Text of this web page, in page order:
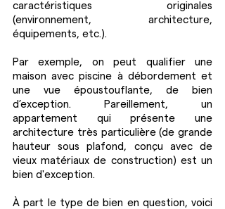
caractéristiques originales
(environnement, architecture,
équipements, etc.).
Par exemple, on peut qualifier une
maison avec piscine à débordement et
une vue époustouflante, de bien
d’exception. Pareillement, un
appartement qui présente une
architecture très particulière (de grande
hauteur sous plafond, conçu avec de
vieux matériaux de construction) est un
bien d'exception.
À part le type de bien en question, voici